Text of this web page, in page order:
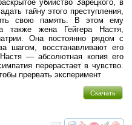
убийство Зарецкого, в
тайну этого преступления,
свою память. В этом ему
также жена Гейгера Настя,
Она постоянно рядом с
шагом, восстанавливают его
— абсолютная копия его
перерастает в чувство.
прервать эксперимент
Скачать